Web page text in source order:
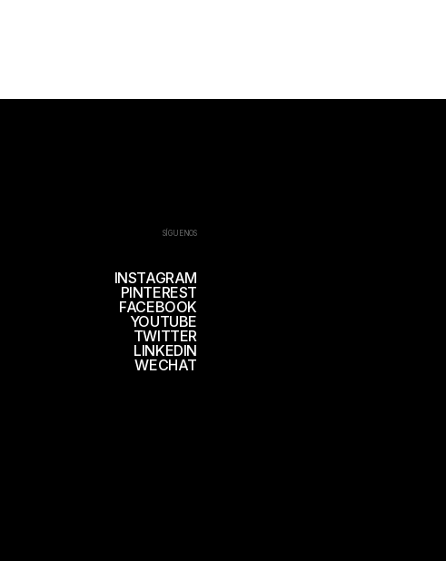
SÍGUENOS
INSTAGRAM
PINTEREST
FACEBOOK
YOUTUBE
TWITTER
LINKEDIN
WECHAT